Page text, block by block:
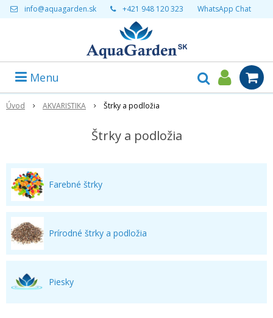
info@aquagarden.sk +421 948 120 323 WhatsApp Chat
Menu
Úvod AKVARISTIKA Štrky a podložia
Štrky a podložia
Farebné štrky
Prírodné štrky a podložia
Piesky